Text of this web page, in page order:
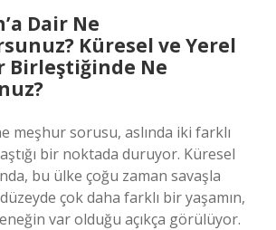
Dair Ne
Küresel ve Yerel
Birleştiğinde Ne
meşhur sorusu, aslında iki farklı
bir noktada duruyor. Küresel
bu ülke çoğu zaman savaşla
çok daha farklı bir yaşamın,
var olduğu açıkça görülüyor.